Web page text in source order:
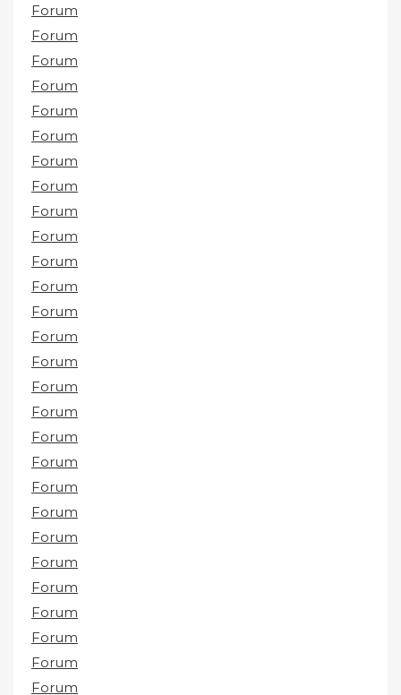
Forum
Forum
Forum
Forum
Forum
Forum
Forum
Forum
Forum
Forum
Forum
Forum
Forum
Forum
Forum
Forum
Forum
Forum
Forum
Forum
Forum
Forum
Forum
Forum
Forum
Forum
Forum
Forum